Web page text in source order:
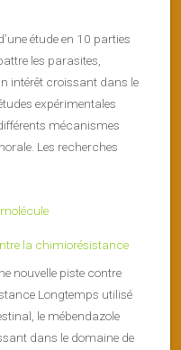
étude en 10 parties
les parasites,
intérêt croissant dans le
expérimentales
mécanismes
Les recherches
la chimiorésistance
nouvelle piste contre
Longtemps utilisé
le mébendazole
dans le domaine de